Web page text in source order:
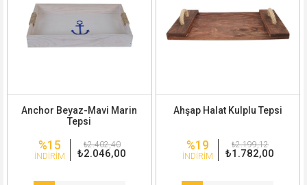
Anchor Beyaz-Mavi Marin
Tepsi
%15
İNDIRIM ₺2.046,00
₺2.402,40
Ahşap Halat Kulplu Tepsi
%19
İNDIRIM ₺1.782,00
₺2.199,12